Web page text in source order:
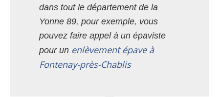
dans tout le département de la
Yonne 89, pour exemple, vous
pouvez faire appel à un épaviste
pour un enlèvement épave à
Fontenay-près-Chablis